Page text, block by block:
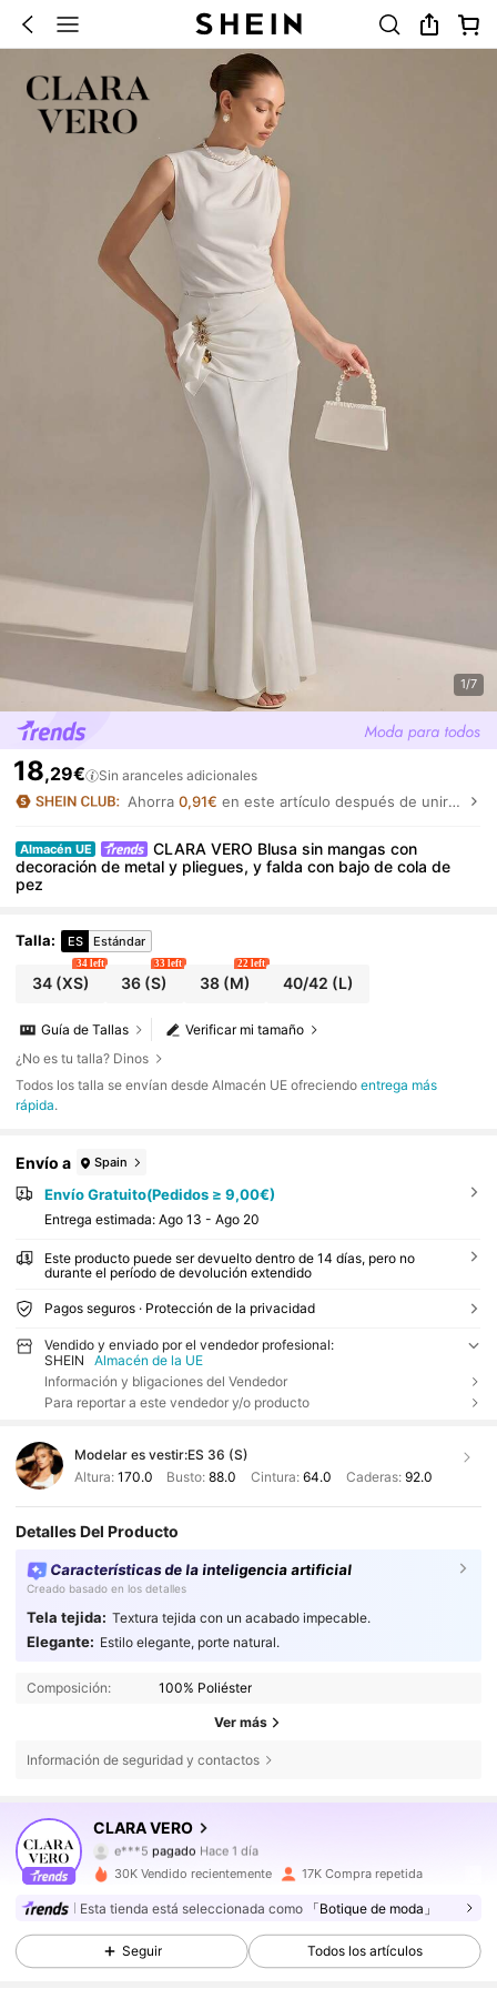
1/7
18,29€ Sin aranceles adicionales
Ahorra 0,91€ en este artículo después de unirte.
Almacén UE
CLARA VERO Blusa sin mangas con
decoración de metal y pliegues, y falda con bajo de cola de
pez
Talla: ES Estándar
34(XS)
34 left
36 (S)
33 left
38(M)
22 left
40/42 (L)
Verificar mi tamaño
Guía de Tallas
¿No es tu talla? Dinos
Todos los talla se envían desde Almacén UE ofreciendoentrega más
rápida.
Envío a Spain
Envío Gratuito(Pedidos ≥ 9,00€)
Entrega estimada: Ago 13 - Ago 20
Este producto puede ser devuelto dentro de 14 días, pero no
durante el período de devolución extendido
Pagos seguros · Protección de la privacidad
Vendido y enviado por el vendedor profesional:
SHEIN
Almacén de la UE
Información y bligaciones del Vendedor
Para reportar a este vendedor y/o producto
Modelar es vestir:ES 36 (S)
Altura: 170.0 Busto:88.0 Cintura: 64.0 Caderas: 92.0
Detalles Del Producto
Características de la inteligencia artificial
Creado basado en los detalles
Tela tejida: Textura tejida con un acabado impecable.
Elegante: Estilo elegante, porte natural.
Composición: 100% Poliéster
Ver más
Información de seguridad y contactos
CLARA VERO
4,71
62K Seguidores
e***5 pagado Hace 1 día
4,71 62K Seguidores
30K Vendido recientemente 17K Compra repetida
Esta tienda está seleccionada como 「Botique de moda」
Seguir Todos los artículos